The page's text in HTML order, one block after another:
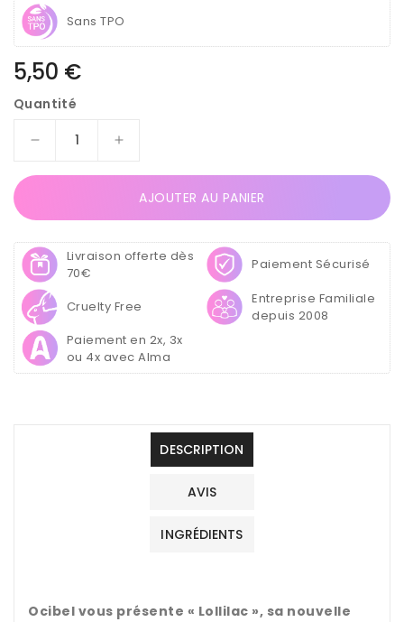
Sans TPO
Prix
habituel
5,50 €
Quantité
Réduire
Vernis
Semi
Permanent
UV
LED
-
Reine
de
Augmenter
Vernis
Semi
Permanent
/
-
Reine
de
AJOUTER AU PANIER
Livraison offerte dès
70€
Paiement Sécurisé
Cruelty Free
Entreprise Familiale
depuis 2008
Paiement en 2x, 3x
ou 4x avec Alma
DESCRIPTION
AVIS
INGRÉDIENTS
Ocibel vous présente « Lollilac », sa nouvelle